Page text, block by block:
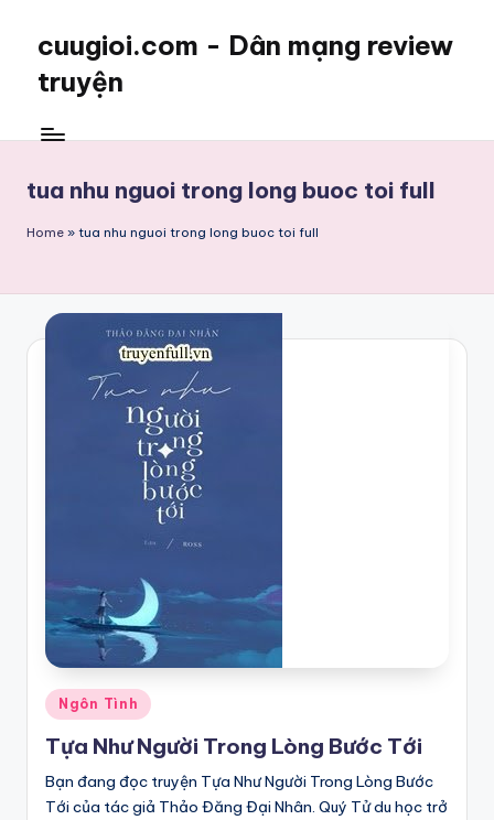
cuugioi.com - Dân mạng review
truyện
tua nhu nguoi trong long buoc toi full
Home » tua nhu nguoi trong long buoc toi full
Posted
in
Ngôn Tình
Tựa Như Người Trong Lòng Bước Tới
Bạn đang đọc truyện Tựa Như Người Trong Lòng Bước
Tới của tác giả Thảo Đăng Đại Nhân. Quý Tử du học trở